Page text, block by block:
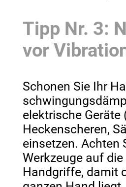
Tipp Nr. 3:
vor
Schonen Sie Ihr
elektrische Geräte
Heckenscheren,
einsetzen. Achten
Werkzeuge auf
Handgriffe, damit